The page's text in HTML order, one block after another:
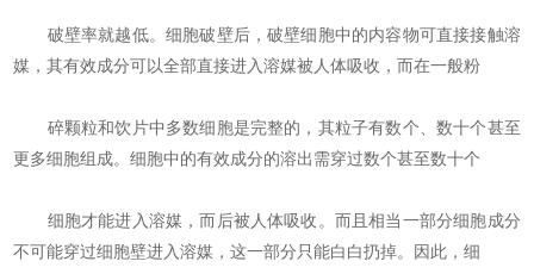
破壁率就越低。细胞破壁后，破壁细胞中的内容物可直接接触溶
媒，其有效成分可以全部直接进入溶媒被人体吸收，而在一般粉
碎颗粒和饮片中多数细胞是完整的，其粒子有数个、数十个甚至
更多细胞组成。细胞中的有效成分的溶出需穿过数个甚至数十个
细胞才能进入溶媒，而后被人体吸收。而且相当一部分细胞成分
不可能穿过细胞壁进入溶媒，这一部分只能白白扔掉。因此，细